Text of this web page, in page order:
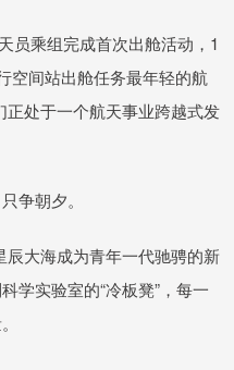
员乘组完成首次出舱活动，1
空间站出舱任务最年轻的航
正处于一个航天事业跨越式发
争朝夕。
辰大海成为青年一代驰骋的新
学实验室的“冷板凳”，每一